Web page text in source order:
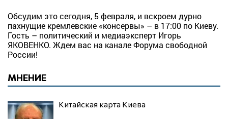
Обсудим это сегодня, 5 февраля, и вскроем дурно
пахнущие кремлевские «консервы» – в 17:00 по Киеву.
Гость – политический и медиаэксперт Игорь
ЯКОВЕНКО. Ждем вас на канале Форума свободной
России!
МНЕНИЕ
Китайская карта Киева